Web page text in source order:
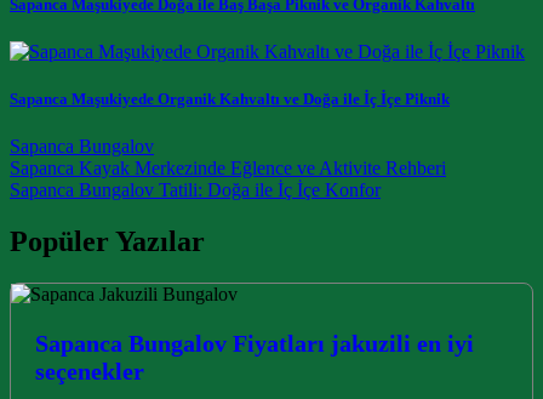
Sapanca Maşukiyede Doğa ile Baş Başa Piknik ve Organik Kahvaltı
Sapanca Maşukiyede Organik Kahvaltı ve Doğa ile İç İçe Piknik
Sapanca Bungalov
Post navigation
Sapanca Kayak Merkezinde Eğlence ve Aktivite Rehberi
Sapanca Bungalov Tatili: Doğa ile İç İçe Konfor
Popüler Yazılar
Sapanca Bungalov Fiyatları jakuzili en iyi
seçenekler